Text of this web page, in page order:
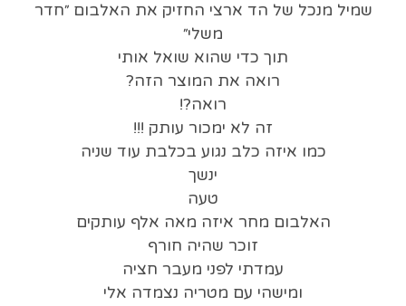
שמיל מנכל של הד ארצי החזיק את האלבום ״חדר
משלי״
תוך כדי שהוא שואל אותי
רואה את המוצר הזה?
רואה?!
זה לא ימכור עותק !!!
כמו איזה כלב נגוע בכלבת עוד שניה
ינשך
טעה
האלבום מחר איזה מאה אלף עותקים
זוכר שהיה חורף
עמדתי לפני מעבר חציה
ומישהי עם מטריה נצמדה אלי